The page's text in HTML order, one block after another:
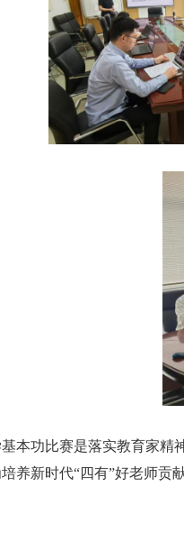
本功比赛是落实教育家精
养新时代“四有”好老师贡